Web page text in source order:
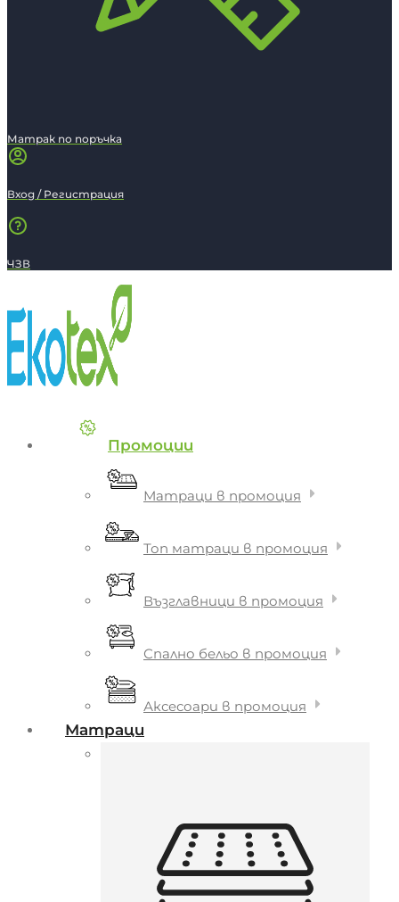
Матрак по поръчка
Вход / Регистрация
ЧЗВ
Промоции
Матраци в промоция
Топ матраци в промоция
Възглавници в промоция
Спално бельо в промоция
Аксесоари в промоция
Матраци